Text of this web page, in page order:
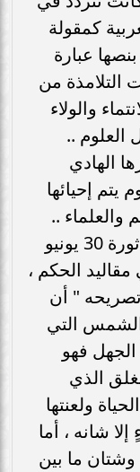
كمقولة
عبارة
التلامذة من
والولاء
العلوم ..
الهادي
يتم إحيائها
والعلماء ..
وعليه ، أسعدنا كمواطنين ، عقب ثورة 30 يونيو
الحكم ،
في شهر سبتمبر 2014 ، تصريحه " أن
التي
فهو
الذي
ولعنتها
شانه ، أما
وشتان ما بين